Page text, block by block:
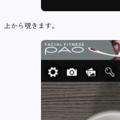
上から覗きます。